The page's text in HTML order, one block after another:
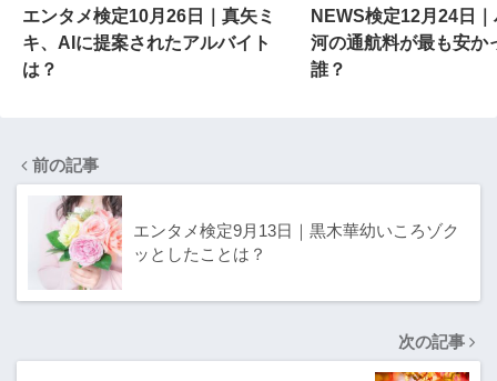
エンタメ検定10月26日｜真矢ミ
キ、AIに提案されたアルバイト
は？
NEWS検定12月24日
河の通航料が最も安か
誰？
前の記事
エンタメ検定9月13日｜黒木華幼いころゾク
ッとしたことは？
次の記事